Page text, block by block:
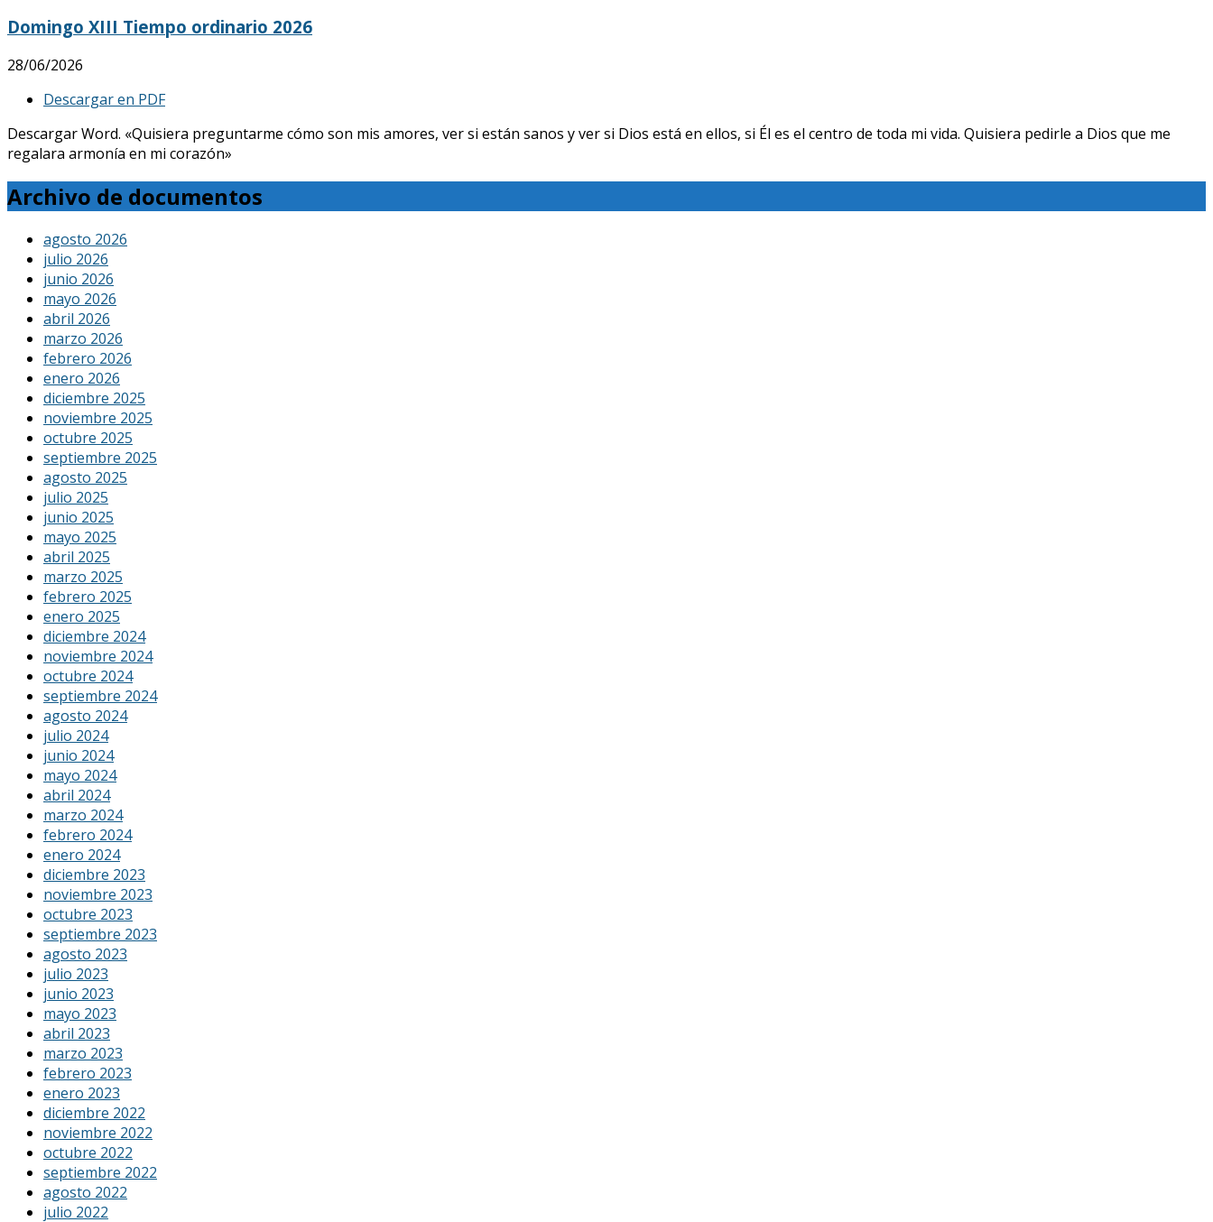
Domingo XIII Tiempo ordinario 2026
28/06/2026
Descargar en PDF
Descargar Word. «Quisiera preguntarme cómo son mis amores, ver si están sanos y ver si Dios está en ellos, si Él es el centro de toda mi vida. Quisiera pedirle a Dios que me
regalara armonía en mi corazón»
Archivo de documentos
agosto 2026
julio 2026
junio 2026
mayo 2026
abril 2026
marzo 2026
febrero 2026
enero 2026
diciembre 2025
noviembre 2025
octubre 2025
septiembre 2025
agosto 2025
julio 2025
junio 2025
mayo 2025
abril 2025
marzo 2025
febrero 2025
enero 2025
diciembre 2024
noviembre 2024
octubre 2024
septiembre 2024
agosto 2024
julio 2024
junio 2024
mayo 2024
abril 2024
marzo 2024
febrero 2024
enero 2024
diciembre 2023
noviembre 2023
octubre 2023
septiembre 2023
agosto 2023
julio 2023
junio 2023
mayo 2023
abril 2023
marzo 2023
febrero 2023
enero 2023
diciembre 2022
noviembre 2022
octubre 2022
septiembre 2022
agosto 2022
julio 2022